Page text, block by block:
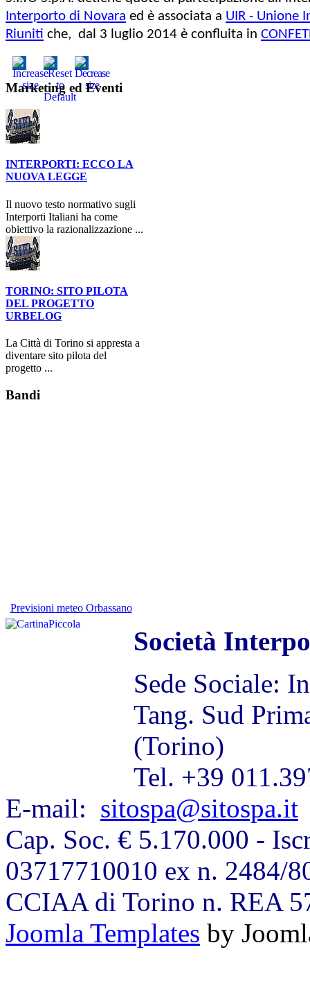
Interporto di Novara ed è associata a UIR - Unione
Riuniti che, dal 3 luglio 2014 è confluita in
Marketing ed Eventi
INTERPORTI: ECCO LA
NUOVA LEGGE
Il nuovo testo normativo sugli
Interporti Italiani ha come
obiettivo la razionalizzazione ...
TORINO: SITO PILOTA
DEL PROGETTO
URBELOG
La Città di Torino si appresta a
diventare sito pilota del
progetto ...
Bandi
Previsioni meteo Orbassano
Società
Sede Sociale:
Tang. Sud
(Torino)
Tel. +39
E-mail: sitospa@sitospa.it
Cap. Soc. € 5.170.000 -
03717710010 ex n. 2484/
CCIAA di Torino n. REA
Joomla Templates by